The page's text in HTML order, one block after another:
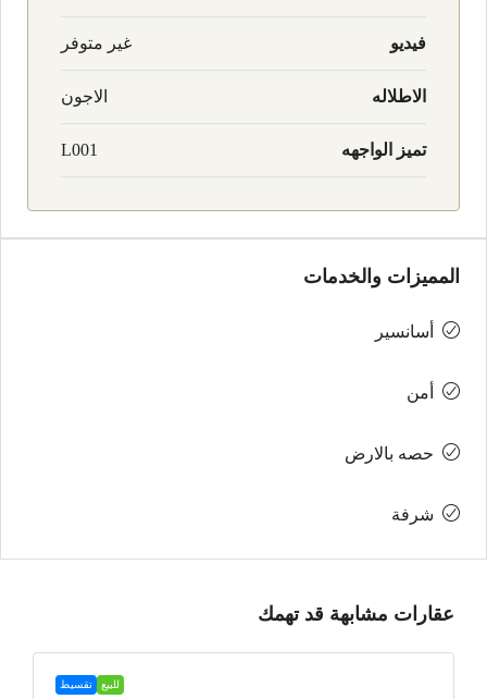
فيديو غير متوفر
الاطلاله الاجون
تميز الواجهه L001
المميزات والخدمات
أسانسير
أمن
حصه بالارض
شرفة
عقارات مشابهة قد تهمك
للبيع تقسيط